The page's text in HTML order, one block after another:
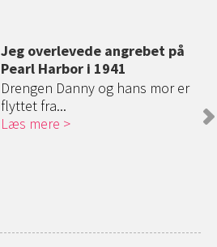
Jeg overlevede angrebet på
Pearl Harbor i 1941
Drengen Danny og hans mor er
flyttet fra...
Læs mere